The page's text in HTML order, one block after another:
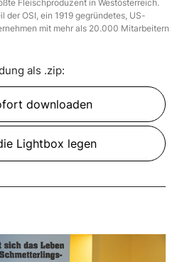
Fleischproduzent in Westösterreich.
der OSI, ein 1919 gegründetes, US-
mit mehr als 20.000 Mitarbeitern
als .zip:
downloaden
Lightbox legen